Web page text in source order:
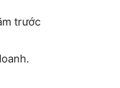
trước